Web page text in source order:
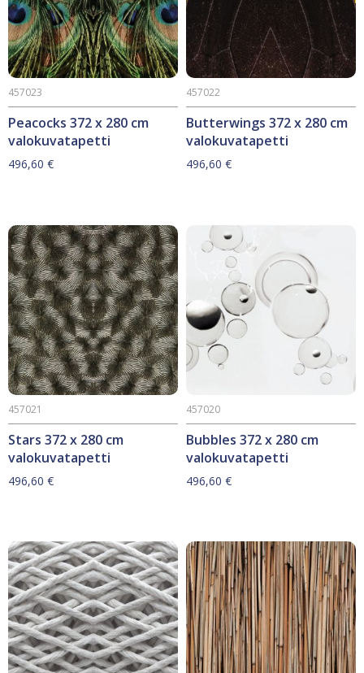
Peacocks 372 x 280 cm
valokuvatapetti
457023
496,60 €
Butterwings 372 x 280 cm
valokuvatapetti
457022
496,60 €
Stars 372 x 280 cm
valokuvatapetti
457021
496,60 €
Bubbles 372 x 280 cm
valokuvatapetti
457020
496,60 €